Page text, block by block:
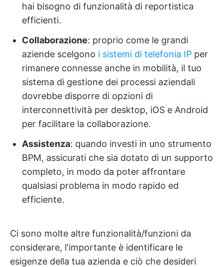
hai bisogno di funzionalità di reportistica
efficienti.
Collaborazione: proprio come le grandi
aziende scelgono i sistemi di telefonia IP per
rimanere connesse anche in mobilità, il tuo
sistema di gestione dei processi aziendali
dovrebbe disporre di opzioni di
interconnettività per desktop, iOS e Android
per facilitare la collaborazione.
Assistenza: quando investi in uno strumento
BPM, assicurati che sia dotato di un supporto
completo, in modo da poter affrontare
qualsiasi problema in modo rapido ed
efficiente.
Ci sono molte altre funzionalità/funzioni da
considerare, l'importante è identificare le
esigenze della tua azienda e ciò che desideri